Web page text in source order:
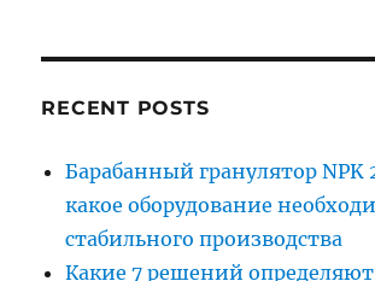
RECENT POSTS
Барабанный гранулятор NPK
какое оборудование
стабильного производства
Какие 7 решений определяют